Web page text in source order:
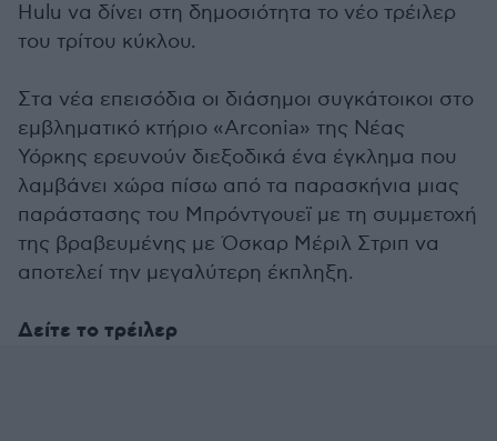
Hulu να δίνει στη δημοσιότητα το νέο τρέιλερ
του τρίτου κύκλου.
Στα νέα επεισόδια οι διάσημοι συγκάτοικοι στο
εμβληματικό κτήριο «Αrconia» της Νέας
Υόρκης ερευνούν διεξοδικά ένα έγκλημα που
λαμβάνει χώρα πίσω από τα παρασκήνια μιας
παράστασης του Μπρόντγουεϊ με τη συμμετοχή
της βραβευμένης με Όσκαρ Μέριλ Στριπ να
αποτελεί την μεγαλύτερη έκπληξη.
Δείτε το τρέιλερ